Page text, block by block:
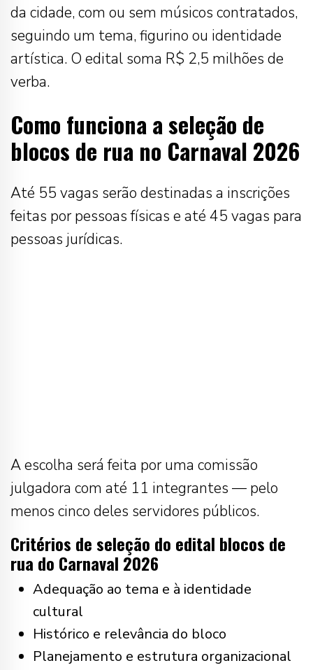
da cidade, com ou sem músicos contratados,
seguindo um tema, figurino ou identidade
artística. O edital soma R$ 2,5 milhões de
verba.
Como funciona a seleção de
blocos de rua no Carnaval 2026
Até 55 vagas serão destinadas a inscrições
feitas por pessoas físicas e até 45 vagas para
pessoas jurídicas.
A escolha será feita por uma comissão
julgadora com até 11 integrantes — pelo
menos cinco deles servidores públicos.
Critérios de seleção do edital blocos de
rua do Carnaval 2026
Adequação ao tema e à identidade
cultural
Histórico e relevância do bloco
Planejamento e estrutura organizacional